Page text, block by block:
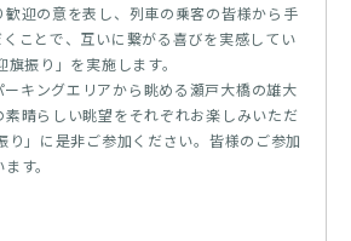
迎の意を表し、列車の乗客の皆様から手
ことで、互いに繋がる喜びを実感してい
振り」を実施します。
キングエリアから眺める瀬戸大橋の雄大
晴らしい眺望をそれぞれお楽しみいただ
り」に是非ご参加ください。皆様のご参加
す。